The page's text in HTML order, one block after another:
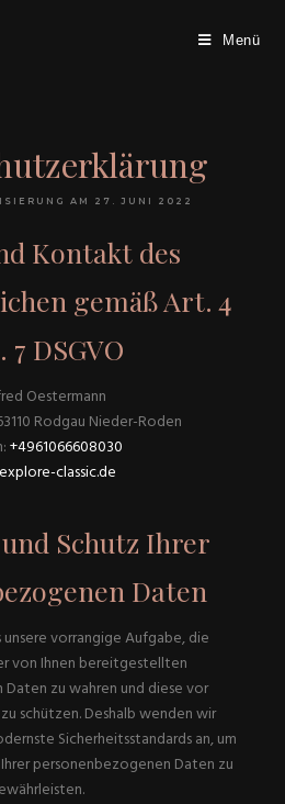
Menü
AM 27. JUNI 2022
Kontakt des
gemäß Art. 4
7 DSGVO
Oestermann
Rodgau Nieder-Roden
+4961066608030
classic.de
Schutz Ihrer
Daten
vorrangige Aufgabe, die
von Ihnen bereitgestellten
zu wahren und diese vor
schützen. Deshalb wenden wir
Sicherheitsstandards an, um
personenbezogenen Daten zu